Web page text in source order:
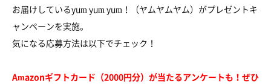
お届けしているyum yum yum！（ヤムヤムヤム）がプレゼントキ
ャンペーンを実施。
気になる応募方法は以下でチェック！
Amazonギフトカード（2000円分）が当たるアンケートも！ぜひ